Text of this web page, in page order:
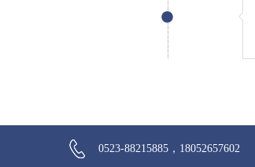
0523-88215885，18052657602